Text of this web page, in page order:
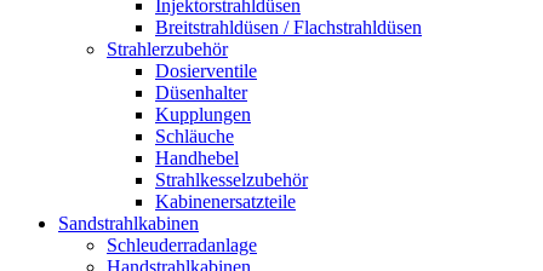
Injektorstrahldüsen
Breitstrahldüsen / Flachstrahldüsen
Strahlerzubehör
Dosierventile
Düsenhalter
Kupplungen
Schläuche
Handhebel
Strahlkesselzubehör
Kabinenersatzteile
Sandstrahlkabinen
Schleuderradanlage
Handstrahlkabinen